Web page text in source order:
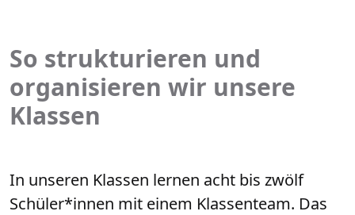
So strukturieren und
organisieren wir unsere
Klassen
In unseren Klassen lernen acht bis zwölf
Schüler*innen mit einem Klassenteam. Das